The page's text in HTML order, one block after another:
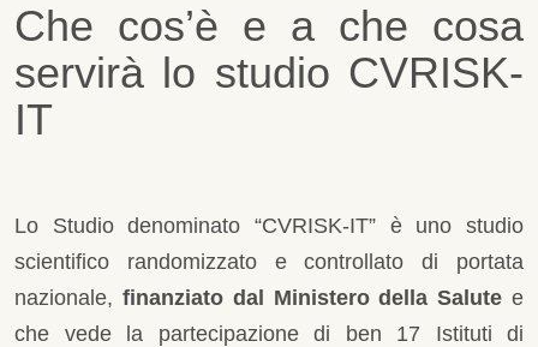
Che cos’è e a che cosa
servirà lo studio CVRISK-
IT
Lo Studio denominato “CVRISK-IT” è uno studio
scientifico randomizzato e controllato di portata
nazionale, finanziato dal Ministero della Salute e
che vede la partecipazione di ben 17 Istituti di